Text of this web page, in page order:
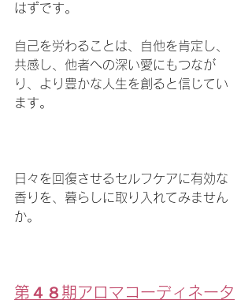
はずです。
自己を労わることは、自他を肯定し、
共感し、他者への深い愛にもつなが
り、より豊かな人生を創ると信じてい
ます。
日々を回復させるセルフケアに有効な
香りを、暮らしに取り入れてみません
か。
第４８期アロマコーディネータ